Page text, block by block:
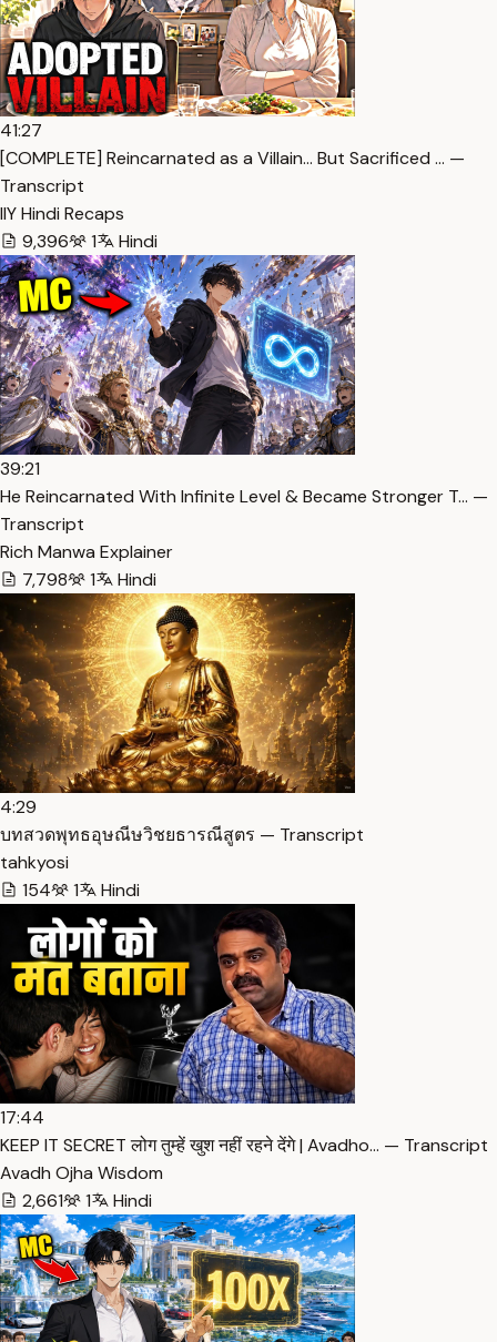
41:27
[COMPLETE] Reincarnated as a Villain… But Sacrificed … —
Transcript
IlY Hindi Recaps
9,396
1 Hindi
39:21
He Reincarnated With Infinite Level & Became Stronger T… —
Transcript
Rich Manwa Explainer
7,798
1 Hindi
4:29
บทสวดพุทธอุษณีษวิชยธารณีสูตร — Transcript
tahkyosi
154
1 Hindi
17:44
KEEP IT SECRET लोग तुम्हें खुश नहीं रहने देंगे | Avadho… — Transcript
Avadh Ojha Wisdom
2,661
1 Hindi